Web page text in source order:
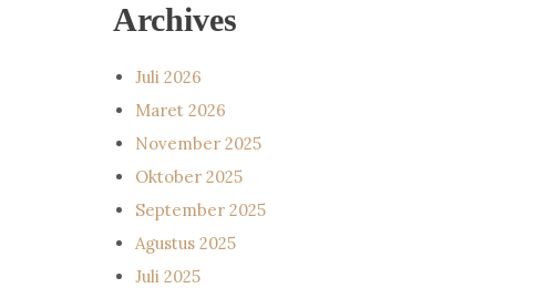
Archives
Juli 2026
Maret 2026
November 2025
Oktober 2025
September 2025
Agustus 2025
Juli 2025